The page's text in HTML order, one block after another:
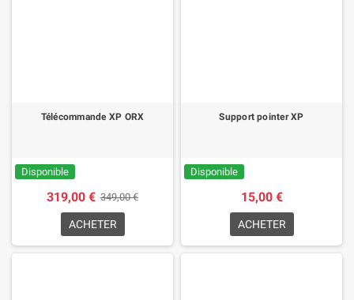
Télécommande XP ORX
Disponible
319,00 € 349,00 €
ACHETER
Support pointer XP
Disponible
15,00 €
ACHETER